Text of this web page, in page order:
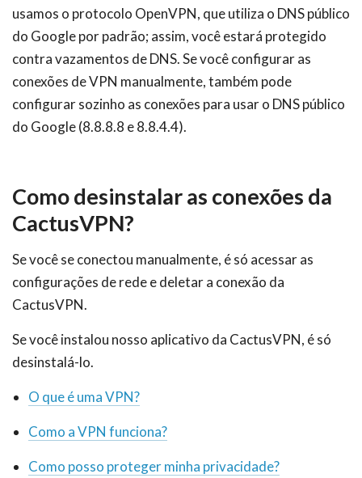
usamos o protocolo OpenVPN, que utiliza o DNS público
do Google por padrão; assim, você estará protegido
contra vazamentos de DNS. Se você configurar as
conexões de VPN manualmente, também pode
configurar sozinho as conexões para usar o DNS público
do Google (8.8.8.8 e 8.8.4.4).
Como desinstalar as conexões da
CactusVPN?
Se você se conectou manualmente, é só acessar as
configurações de rede e deletar a conexão da
CactusVPN.
Se você instalou nosso aplicativo da CactusVPN, é só
desinstalá-lo.
O que é uma VPN?
Como a VPN funciona?
Como posso proteger minha privacidade?